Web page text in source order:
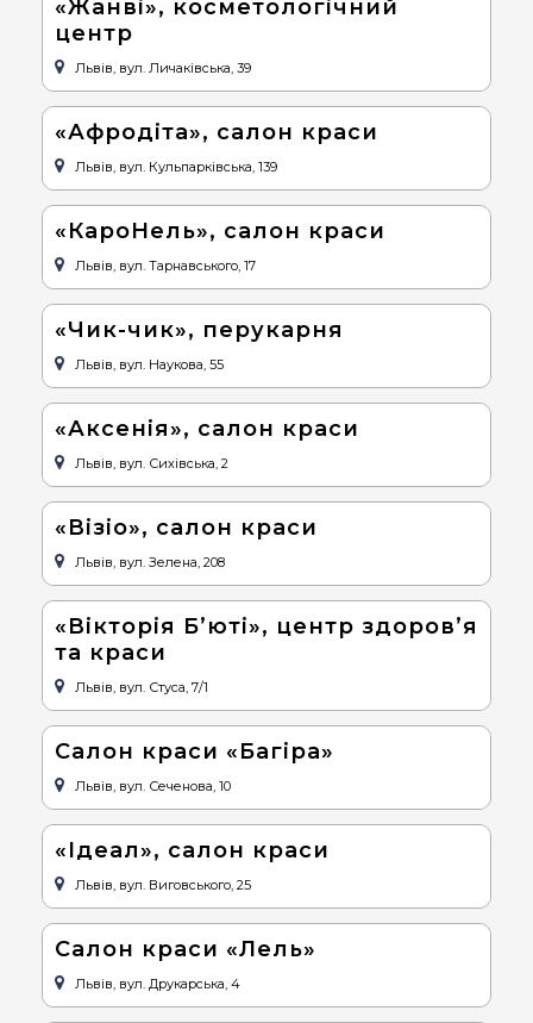
«Жанві», косметологічний
центр
Львів, вул. Личаківська, 39
«Афродіта», салон краси
Львів, вул. Кульпарківська, 139
«КароНель», салон краси
Львів, вул. Тарнавського, 17
«Чик-чик», перукарня
Львів, вул. Наукова, 55
«Аксенія», салон краси
Львів, вул. Сихівська, 2
«Візіо», салон краси
Львів, вул. Зелена, 208
«Вікторія Б’юті», центр здоров’я
та краси
Львів, вул. Стуса, 7/1
Салон краси «Багіра»
Львів, вул. Сеченова, 10
«Ідеал», салон краси
Львів, вул. Виговського, 25
Салон краси «Лель»
Львів, вул. Друкарська, 4